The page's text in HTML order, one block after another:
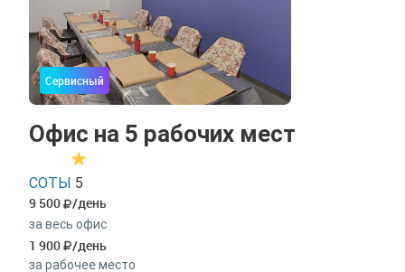
Сервисный
Офис на 5 рабочих мест
СОТЫ 5
9 500 /день
за весь офис
1 900 /день
за рабочее место